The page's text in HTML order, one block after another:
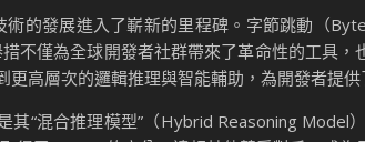
的發展進入了嶄新的里程碑。字節跳動（
不僅為全球開發者社群帶來了革命性的工具
更高層次的邏輯推理與智能輔助，為開發者提供
其“混合推理模型”（Hybrid Reasoning